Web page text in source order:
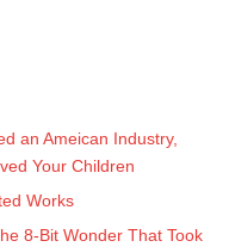
an Ameican Industry,
Your Children
Works
8-Bit Wonder That Took